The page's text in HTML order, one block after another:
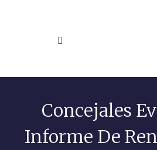
Concejales
Informe De